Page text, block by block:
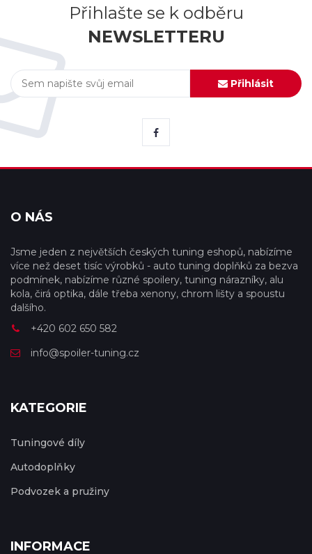
Přihlašte se k odběru
NEWSLETTERU
Přihlásit
O NÁS
Jsme jeden z největších českých tuning eshopů, nabízíme
více než deset tisíc výrobků - auto tuning doplňků za bezva
podmínek, nabízíme různé spoilery, tuning nárazníky, alu
kola, čirá optika, dále třeba xenony, chrom lišty a spoustu
dalšího.
+420 602 650 582
info@spoiler-tuning.cz
KATEGORIE
Tuningové díly
Autodoplňky
Podvozek a pružiny
INFORMACE